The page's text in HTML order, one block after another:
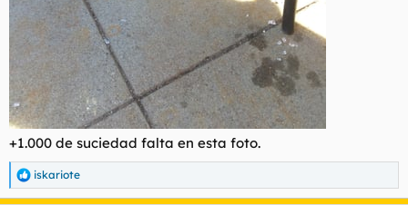
+1.000 de suciedad falta en esta foto.
R
e
iskariote